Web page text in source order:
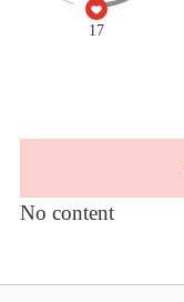
17
No content